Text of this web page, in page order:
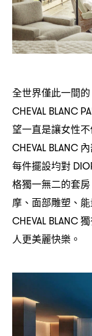
全世界僅此一間的
CHEVAL BLANC
望一直是讓女性
CHEVAL BLANC
每件擺設均對
格獨一無二的套房
摩、面部雕塑、
CHEVAL BLANC
人更美麗快樂。